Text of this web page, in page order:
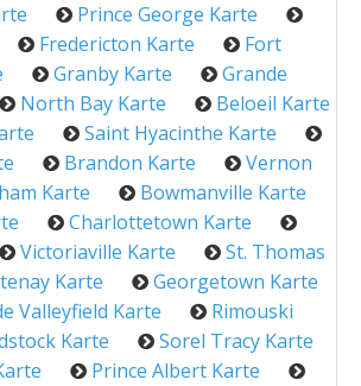
Prince George Karte
Fredericton Karte
Fort
Granby Karte
Grande
North Bay Karte
Beloeil Karte
Saint Hyacinthe Karte
Brandon Karte
Vernon
Karte
Bowmanville Karte
Charlottetown Karte
Victoriaville Karte
St. Thomas
Karte
Georgetown Karte
Valleyfield Karte
Rimouski
Karte
Sorel Tracy Karte
Prince Albert Karte